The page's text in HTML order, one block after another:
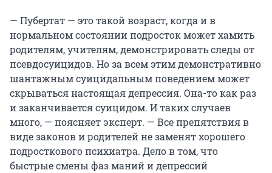
— Пубертат — это такой возраст, когда и в
нормальном состоянии подросток может хамить
родителям, учителям, демонстрировать следы от
псевдосуицидов. Но за всем этим демонстративно
шантажным суицидальным поведением может
скрываться настоящая депрессия. Она-то как раз
и заканчивается суицидом. И таких случаев
много, — поясняет эксперт. — Все препятствия в
виде законов и родителей не заменят хорошего
подросткового психиатра. Дело в том, что
быстрые смены фаз маний и депрессий